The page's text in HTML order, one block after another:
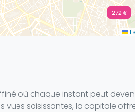
272 €
où chaque instant peut
vues saisissantes, la capitale